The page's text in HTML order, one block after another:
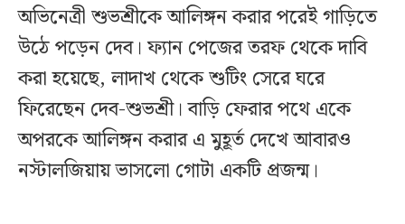
অভিনেত্রী শুভশ্রীকে আলিঙ্গন করার পরেই গাড়িতে
উঠে পড়েন দেব। ফ্যান পেজের তরফ থেকে দাবি
করা হয়েছে, লাদাখ থেকে শুটিং সেরে ঘরে
ফিরেছেন দেব-শুভশ্রী। বাড়ি ফেরার পথে একে
অপরকে আলিঙ্গন করার এ মুহূর্ত দেখে আবারও
নস্টালজিয়ায় ভাসলো গোটা একটি প্রজন্ম।